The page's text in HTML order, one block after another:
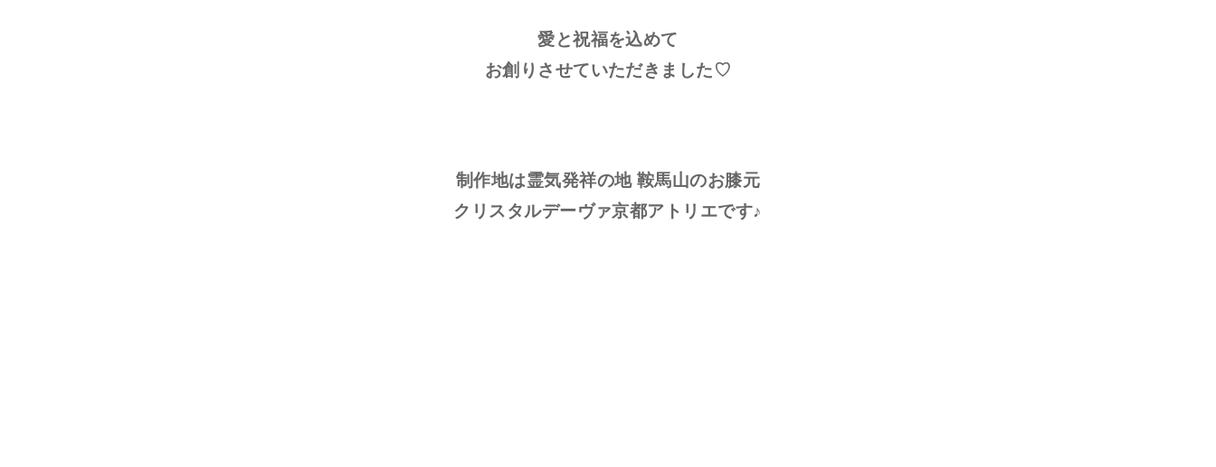
愛と祝福を込めて
お創りさせていただきました♡
制作地は霊気発祥の地 鞍馬山のお膝元
クリスタルデーヴァ京都アトリエです♪